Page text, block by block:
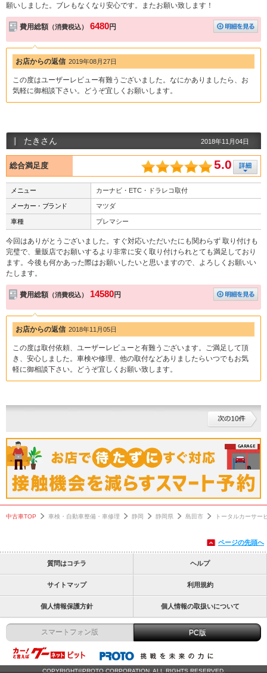
願いしました。ブレもなくなり安心です。またお願い致します！
費用総額 （消費税込） 6480円
お店からの返信 2019年08月27日
この度はユーザーレビュー有難うございました。なにかありましたら、お
気軽に御相談下さい。どうぞ宜しくお願いします。
たきさん 2018年11月04日
総合満足度 5.0
メニュー カーナビ・ETC・ドラレコ取付
メーカー・ブランド マツダ
車種 プレマシー
今回はありがとうございました。すぐ対応いただいたにも関わらず 取り付けも
完璧で、量販店でお願いするより非常に安く取り付けられとても満足しており
ます。今後も何かあった際はお願いしたいと思いますので、よろしくお願いい
たします。
費用総額 （消費税込） 14580円
お店からの返信 2018年11月05日
この度は取付依頼、ユーザーレビューと有難うございます。ご満足して頂
き、安心しました。車検や修理、他の取付などありましたらいつでもお気
軽に御相談下さい。どうぞ宜しくお願い致します。
中古車TOP 車検・自動車整備・車修理 静岡 静岡県 島田市 トータルカーサー
ページの先頭へ
質問はコチラ ヘルプ
サイトマップ 利用規約
個人情報保護方針 個人情報の取扱いについて
スマートフォン版 PC版
COPYRIGHT©PROTO CORPORATION. ALL RIGHTS RESERVED.